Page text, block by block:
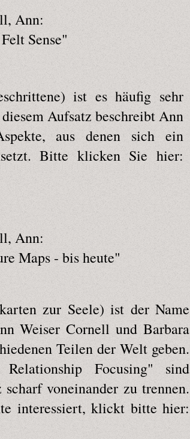
Ann:
Sense"
ist es häufig sehr
Aufsatz beschreibt Ann
aus denen sich ein
Bitte klicken Sie hier:
Ann:
Maps - bis heute"
zur Seele) ist der Name
Weiser Cornell und Barbara
Teilen der Welt geben.
Focusing" sind
voneinander zu trennen.
interessiert, klickt bitte hier: